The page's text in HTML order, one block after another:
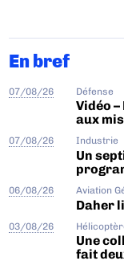
En bref
07/08/26 Défense
Vidéo
aux
07/08/26 Industrie
Un
06/08/26 Aviation
Daher
03/08/26
Une
fait